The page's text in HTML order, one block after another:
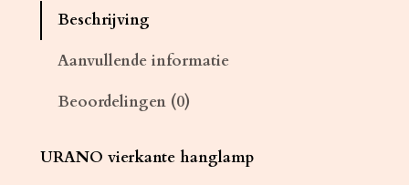
r
Beschrijving
Aanvullende informatie
Beoordelingen (0)
URANO vierkante hanglamp